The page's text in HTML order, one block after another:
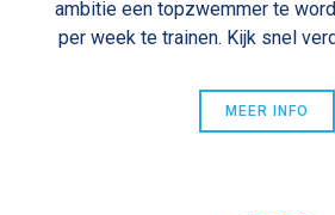
ambitie een topzwemmer te
per week te trainen. Kijk snel
MEER INFO